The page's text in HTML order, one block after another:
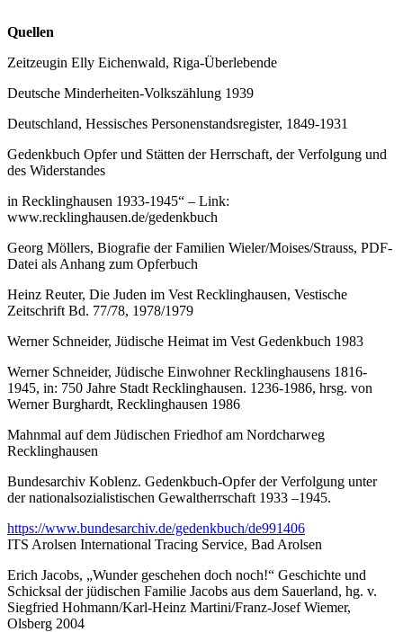
Quellen
Zeitzeugin Elly Eichenwald, Riga-Überlebende
Deutsche Minderheiten-Volkszählung 1939
Deutschland, Hessisches Personenstandsregister, 1849-1931
Gedenkbuch Opfer und Stätten der Herrschaft, der Verfolgung und
des Widerstandes
in Recklinghausen 1933-1945“ – Link:
www.recklinghausen.de/gedenkbuch
Georg Möllers, Biografie der Familien Wieler/Moises/Strauss, PDF-
Datei als Anhang zum Opferbuch
Heinz Reuter, Die Juden im Vest Recklinghausen, Vestische
Zeitschrift Bd. 77/78, 1978/1979
Werner Schneider, Jüdische Heimat im Vest Gedenkbuch 1983
Werner Schneider, Jüdische Einwohner Recklinghausens 1816-
1945, in: 750 Jahre Stadt Recklinghausen. 1236-1986, hrsg. von
Werner Burghardt, Recklinghausen 1986
Mahnmal auf dem Jüdischen Friedhof am Nordcharweg
Recklinghausen
Bundesarchiv Koblenz. Gedenkbuch-Opfer der Verfolgung unter
der nationalsozialistischen Gewaltherrschaft 1933 –1945.
https://www.bundesarchiv.de/gedenkbuch/de991406
ITS Arolsen International Tracing Service, Bad Arolsen
Erich Jacobs, „Wunder geschehen doch noch!“ Geschichte und
Schicksal der jüdischen Familie Jacobs aus dem Sauerland, hg. v.
Siegfried Hohmann/Karl-Heinz Martini/Franz-Josef Wiemer,
Olsberg 2004